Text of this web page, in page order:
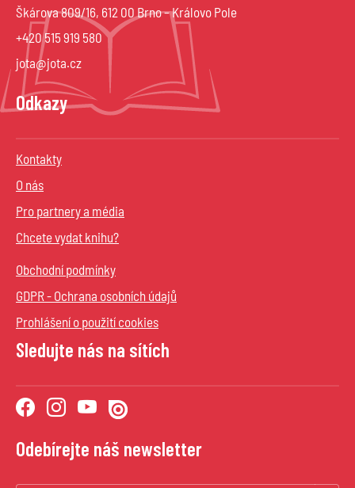
Škárova 809/16, 612 00 Brno – Královo Pole
+420 515 919 580
jota@jota.cz
Odkazy
Kontakty
O nás
Pro partnery a média
Chcete vydat knihu?
Obchodní podmínky
GDPR - Ochrana osobních údajů
Prohlášení o použití cookies
Sledujte nás na sítích
Odebírejte náš newsletter